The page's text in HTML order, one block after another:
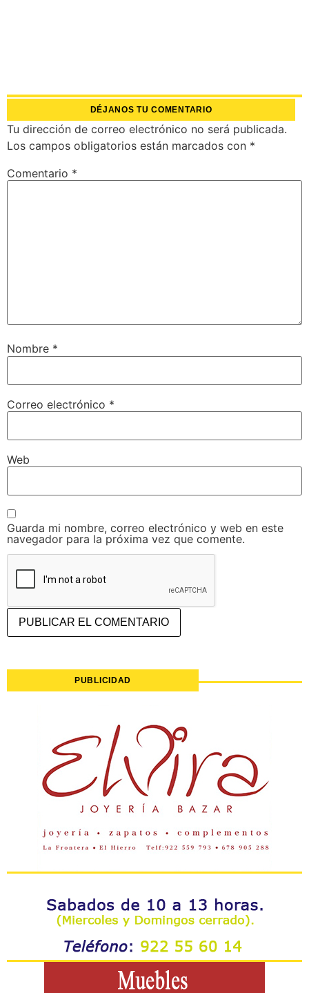
DÉJANOS TU COMENTARIO
Tu dirección de correo electrónico no será publicada.
Los campos obligatorios están marcados con *
Comentario *
Nombre *
Correo electrónico *
Web
Guarda mi nombre, correo electrónico y web en este
navegador para la próxima vez que comente.
PUBLICIDAD